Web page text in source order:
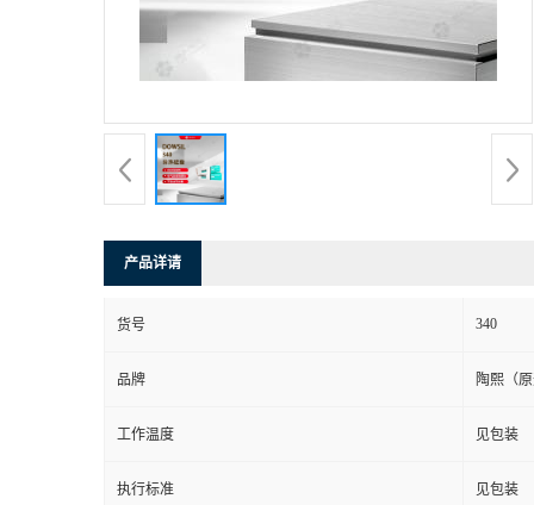
产品详请
货号 340
品牌 陶熙（
工作温度 见包装
执行标准 见包装